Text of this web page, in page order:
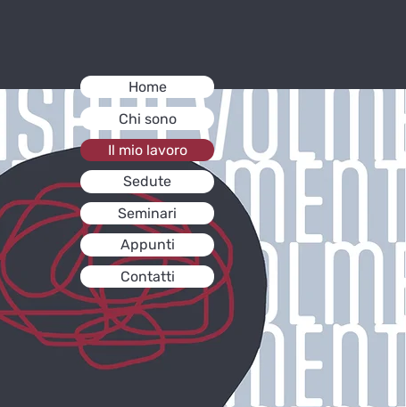
Home
Chi sono
Il mio lavoro
Sedute
Seminari
Appunti
Contatti